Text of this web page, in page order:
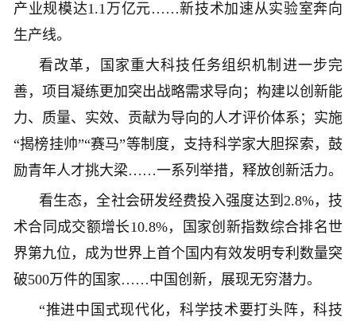
产业规模达1.1万亿元……新技术加速从实验室奔向
生产线。
看改革，国家重大科技任务组织机制进一步完
善，项目凝练更加突出战略需求导向；构建以创新能
力、质量、实效、贡献为导向的人才评价体系；实施
“揭榜挂帅”“赛马”等制度，支持科学家大胆探索，鼓
励青年人才挑大梁……一系列举措，释放创新活力。
看生态，全社会研发经费投入强度达到2.8%，技
术合同成交额增长10.8%，国家创新指数综合排名世
界第九位，成为世界上首个国内有效发明专利数量突
破500万件的国家……中国创新，展现无穷潜力。
“推进中国式现代化，科学技术要打头阵，科技